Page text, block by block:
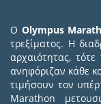
Ο Olympus
τρεξίματος. Η
αρχαιότητας,
ανηφόριζαν κάθε
τιμήσουν τον
Marathon